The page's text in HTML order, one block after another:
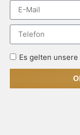
Es gelten unsere